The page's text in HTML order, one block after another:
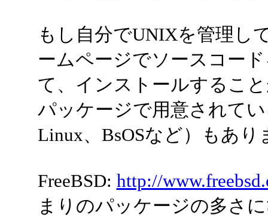
もし自分でUNIXを管理し
ームページでソースコー
て、インストールするこ
パッケージで用意されてい
Linux、BsOSなど）もあり
FreeBSD: http://
まりのパッケージの多さ